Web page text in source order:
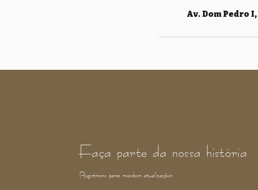
Av. Dom Pedro
Faça parte da nossa história
Registre-se para receber atualizações